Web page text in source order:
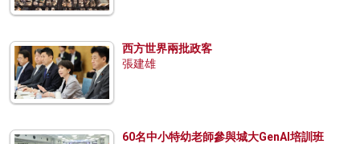
西方世界兩批政客
張建雄
60名中小特幼老師參與城大GenAI培訓班